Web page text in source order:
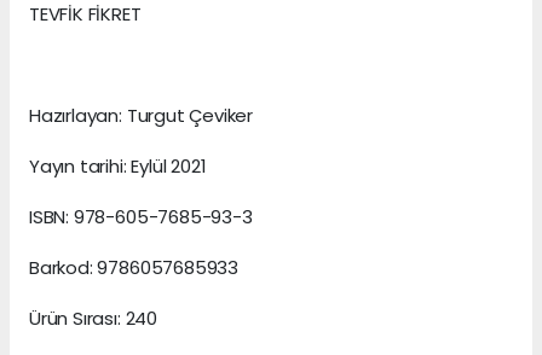
TEVFİK FİKRET
Hazırlayan: Turgut Çeviker
Yayın tarihi: Eylül 2021
ISBN: 978-605-7685-93-3
Barkod: 9786057685933
Ürün Sırası: 240